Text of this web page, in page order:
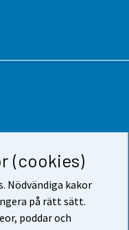
(cookies)
Nödvändiga kakor
på rätt sätt.
poddar och